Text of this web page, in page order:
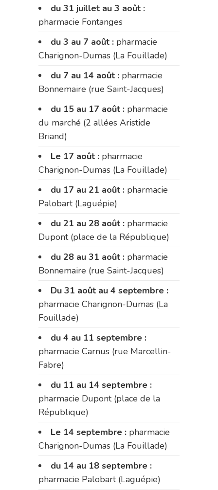
du 31 juillet au 3 août :
pharmacie Fontanges
du 3 au 7 août : pharmacie
Charignon-Dumas (La Fouillade)
du 7 au 14 août : pharmacie
Bonnemaire (rue Saint-Jacques)
du 15 au 17 août : pharmacie
du marché (2 allées Aristide
Briand)
Le 17 août : pharmacie
Charignon-Dumas (La Fouillade)
du 17 au 21 août : pharmacie
Palobart (Laguépie)
du 21 au 28 août : pharmacie
Dupont (place de la République)
du 28 au 31 août : pharmacie
Bonnemaire (rue Saint-Jacques)
Du 31 août au 4 septembre :
pharmacie Charignon-Dumas (La
Fouillade)
du 4 au 11 septembre :
pharmacie Carnus (rue Marcellin-
Fabre)
du 11 au 14 septembre :
pharmacie Dupont (place de la
République)
Le 14 septembre : pharmacie
Charignon-Dumas (La Fouillade)
du 14 au 18 septembre :
pharmacie Palobart (Laguépie)